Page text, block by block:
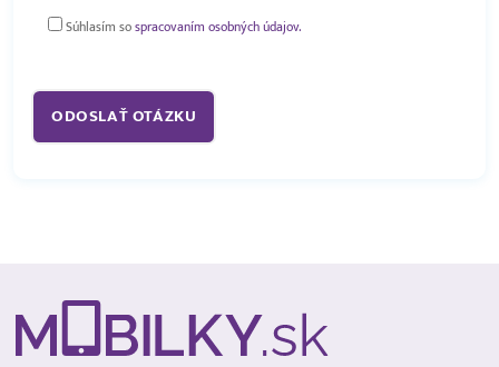
Súhlasím sospracovaním osobných údajov.